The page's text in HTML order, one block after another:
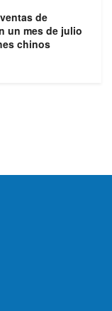
de
un mes de julio
chinos